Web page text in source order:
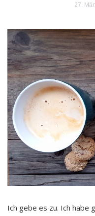
27.
Ich gebe es zu. Ich habe